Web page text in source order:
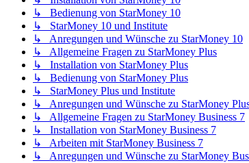
↳ Bedienung von StarMoney 10
↳ StarMoney 10 und Institute
↳ Anregungen und Wünsche zu StarMoney 10
↳ Allgemeine Fragen zu StarMoney Plus
↳ Installation von StarMoney Plus
↳ Bedienung von StarMoney Plus
↳ StarMoney Plus und Institute
↳ Anregungen und Wünsche zu StarMoney
↳ Allgemeine Fragen zu StarMoney Business 7
↳ Installation von StarMoney Business 7
↳ Arbeiten mit StarMoney Business 7
↳ Anregungen und Wünsche zu StarMoney